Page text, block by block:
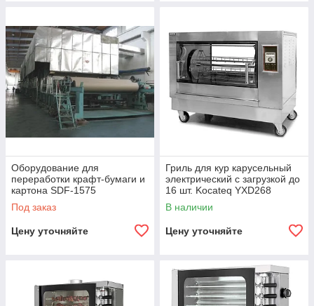
Оборудование для
переработки крафт-бумаги и
картона SDF-1575
Под заказ
Цену уточняйте
Гриль для кур карусельный
электрический с загрузкой до
16 шт. Kocateq YXD268
В наличии
Цену уточняйте